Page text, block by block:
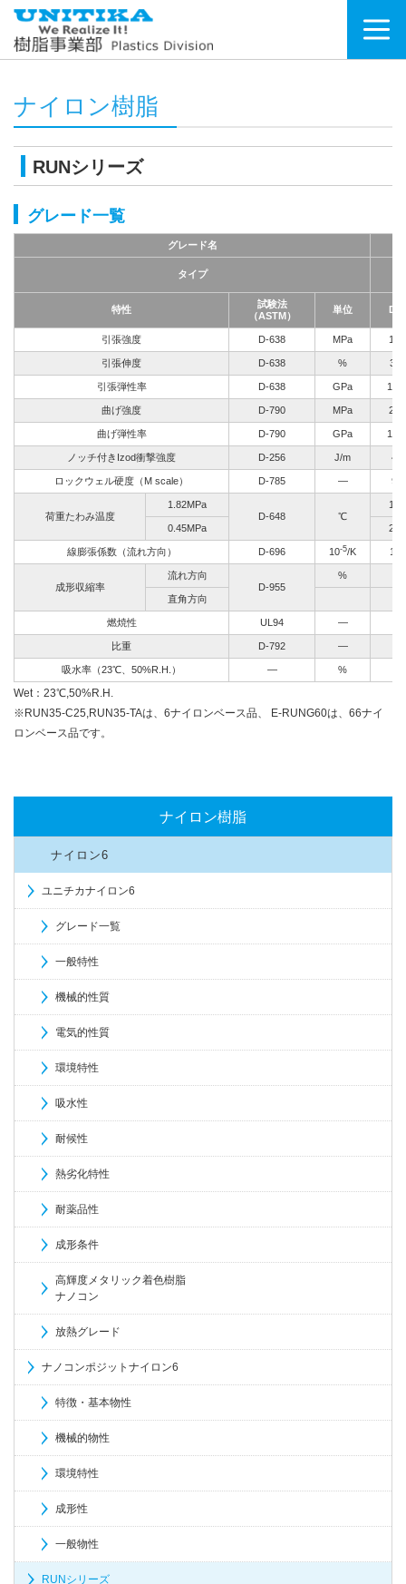
ナイロン樹脂
RUNシリーズ
グレード一覧
グレード名
タイプ
特性
試験法
（ASTM）
単位 Dry
引張強度 D-638 MPa 171
引張伸度 D-638 % 3.5
引張弾性率 D-638 GPa 18.4
曲げ強度 D-790 MPa 247
曲げ弾性率 D-790 GPa 16.3
ノッチ付きIzod衝撃強度 D-256 J/m 47
ロックウェル硬度 （M scale） D-785 — 94
荷重たわみ温度
1.82MPa
D-648
℃
195
0.45MPa 213
線膨張係数（流れ方向） D-696 10-5/K 1.5
成形収縮率
流れ方向
D-955
%
直角方向
燃焼性 UL94 —
比重 D-792 —
吸水率（23℃、50%R.H.） — %
Wet：23℃,50%R.H.
※RUN35-C25,RUN35-TAは、6ナイロンベース品、 E-RUNG60は、66ナイ
ロンベース品です。
ナイロン樹脂
ナイロン6
ユニチカナイロン6
グレード一覧
一般特性
機械的性質
電気的性質
環境特性
吸水性
耐候性
熱劣化特性
耐薬品性
成形条件
高輝度メタリック着色樹脂
ナノコン
放熱グレード
ナノコンポジットナイロン6
特徴・基本物性
機械的物性
環境特性
成形性
一般物性
RUNシリーズ